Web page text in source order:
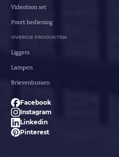
Videofoon set
Poort bediening
OVERIGE PRODUCTEN
Liggers
Lampen
Brievenbussen
Facebook
Instagram
Linkedin
Pinterest